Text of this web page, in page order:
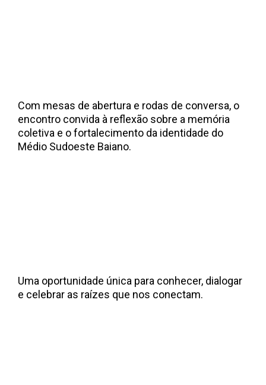
Com mesas de abertura e rodas de conversa, o
encontro convida à reflexão sobre a memória
coletiva e o fortalecimento da identidade do
Médio Sudoeste Baiano.
Uma oportunidade única para conhecer, dialogar
e celebrar as raízes que nos conectam.